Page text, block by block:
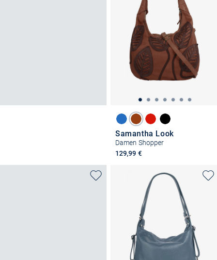
Samantha Look
Damen Shopper
129,99 €